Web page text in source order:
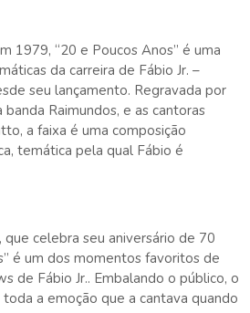
1979, “20 e Poucos Anos” é uma
da carreira de Fábio Jr. –
seu lançamento. Regravada por
Raimundos, e as cantoras
a faixa é uma composição
temática pela qual Fábio é
celebra seu aniversário de 70
é um dos momentos favoritos de
de Fábio Jr.. Embalando o público, o
a emoção que a cantava quando